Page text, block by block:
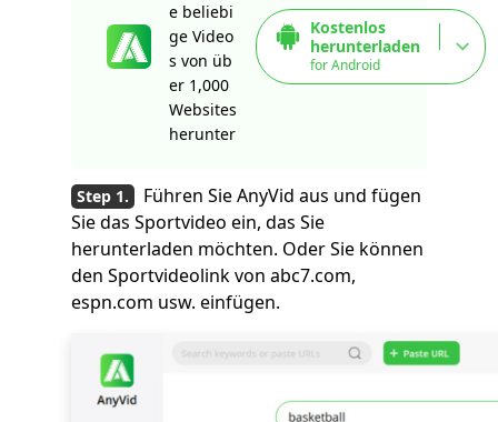
e beliebi
ge Video
s von üb
er 1,000
Websites
herunter
Kostenlos
herunterladen
for Android
Führen Sie AnyVid aus und fügen
Sie das Sportvideo ein, das Sie
herunterladen möchten. Oder Sie können
den Sportvideolink von abc7.com,
espn.com usw. einfügen.